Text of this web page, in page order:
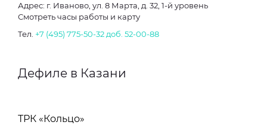
Адрес: г. Иваново, ул. 8 Марта, д. 32, 1-й уровень
Смотреть часы работы и карту
Тел. +7 (495) 775-50-32 доб. 52-00-88
Дефиле в Казани
ТРК «Кольцо»